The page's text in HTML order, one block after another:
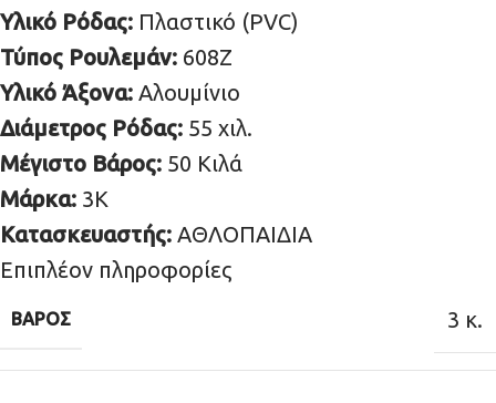
Υλικό Ρόδας: Πλαστικό (PVC)
Τύπος Ρουλεμάν: 608Z
Υλικό Άξονα: Αλουμίνιο
Διάμετρος Ρόδας: 55 χιλ.
Μέγιστο Βάρος: 50 Kιλά
Μάρκα: 3K
Κατασκευαστής: ΑΘΛΟΠΑΙΔΙΑ
Επιπλέον πληροφορίες
ΒΆΡΟΣ 3 κ.